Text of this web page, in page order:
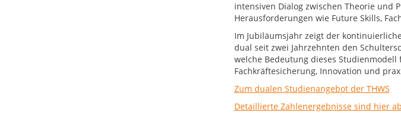
intensiven Dialog zwischen Theorie und
Herausforderungen wie Future Skills,
Im Jubiläumsjahr zeigt der
dual seit zwei Jahrzehnten den
welche Bedeutung dieses
Fachkräftesicherung, Innovation und
Zum dualen Studienangebot der THWS
Detaillierte Zahlenergebnisse sind hier